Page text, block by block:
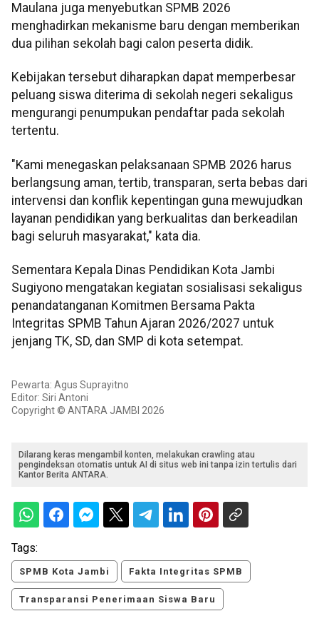
Maulana juga menyebutkan SPMB 2026
menghadirkan mekanisme baru dengan memberikan
dua pilihan sekolah bagi calon peserta didik.
Kebijakan tersebut diharapkan dapat memperbesar
peluang siswa diterima di sekolah negeri sekaligus
mengurangi penumpukan pendaftar pada sekolah
tertentu.
"Kami menegaskan pelaksanaan SPMB 2026 harus
berlangsung aman, tertib, transparan, serta bebas dari
intervensi dan konflik kepentingan guna mewujudkan
layanan pendidikan yang berkualitas dan berkeadilan
bagi seluruh masyarakat," kata dia.
Sementara Kepala Dinas Pendidikan Kota Jambi
Sugiyono mengatakan kegiatan sosialisasi sekaligus
penandatanganan Komitmen Bersama Pakta
Integritas SPMB Tahun Ajaran 2026/2027 untuk
jenjang TK, SD, dan SMP di kota setempat.
Pewarta: Agus Suprayitno
Editor: Siri Antoni
Copyright © ANTARA JAMBI 2026
Dilarang keras mengambil konten, melakukan crawling atau
pengindeksan otomatis untuk AI di situs web ini tanpa izin tertulis dari
Kantor Berita ANTARA.
Tags:
SPMB Kota Jambi Fakta Integritas SPMB
Transparansi Penerimaan Siswa Baru